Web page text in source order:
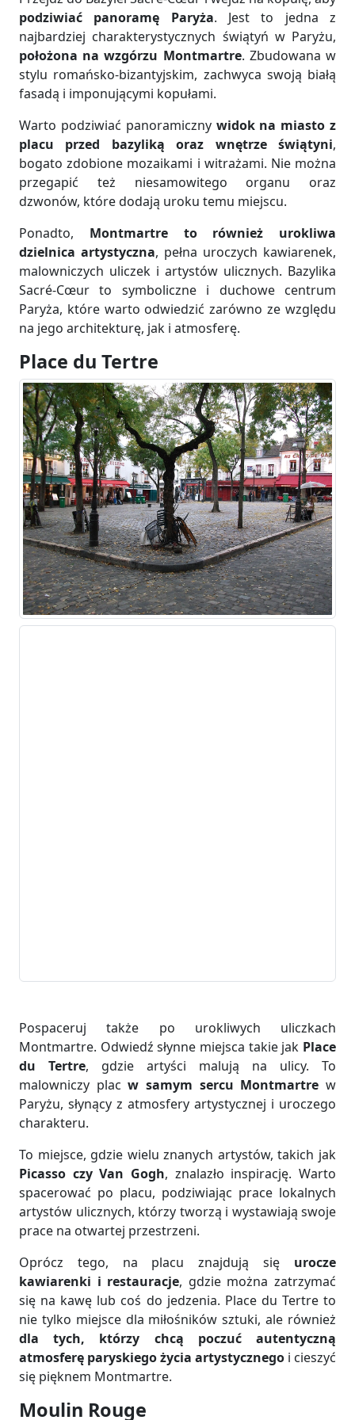
podziwiać panoramę Paryża. Jest to jedna z
najbardziej charakterystycznych świątyń w Paryżu,
położona na wzgórzu Montmartre. Zbudowana w
stylu romańsko-bizantyjskim, zachwyca swoją białą
fasadą i imponującymi kopułami.
Warto podziwiać panoramiczny widok na miasto z
placu przed bazyliką oraz wnętrze świątyni,
bogato zdobione mozaikami i witrażami. Nie można
przegapić też niesamowitego organu oraz
dzwonów, które dodają uroku temu miejscu.
Ponadto, Montmartre to również urokliwa
dzielnica artystyczna, pełna uroczych kawiarenek,
malowniczych uliczek i artystów ulicznych. Bazylika
Sacré-Cœur to symboliczne i duchowe centrum
Paryża, które warto odwiedzić zarówno ze względu
na jego architekturę, jak i atmosferę.
Place du Tertre
Pospaceruj także po urokliwych uliczkach
Montmartre. Odwiedź słynne miejsca takie jak Place
du Tertre, gdzie artyści malują na ulicy. To
malowniczy placw samym sercu Montmartre w
Paryżu, słynący z atmosfery artystycznej i uroczego
charakteru.
To miejsce, gdzie wielu znanych artystów, takich jak
Picasso czy Van Gogh, znalazło inspirację. Warto
spacerować po placu, podziwiając prace lokalnych
artystów ulicznych, którzy tworzą i wystawiają swoje
prace na otwartej przestrzeni.
Oprócz tego, na placu znajdują się urocze
kawiarenki i restauracje, gdzie można zatrzymać
się na kawę lub coś do jedzenia. Place du Tertre to
nie tylko miejsce dla miłośników sztuki, ale również
dla tych, którzy chcą poczuć autentyczną
atmosferę paryskiego życia artystycznego i cieszyć
się pięknem Montmartre.
Moulin Rouge